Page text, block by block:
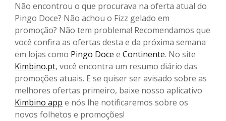
Não encontrou o que procurava na oferta atual do
Pingo Doce? Não achou o Fizz gelado em
promoção? Não tem problema! Recomendamos que
você confira as ofertas desta e da próxima semana
em lojas como Pingo Doce e Continente. No site
Kimbino.pt, você encontra um resumo diário das
promoções atuais. E se quiser ser avisado sobre as
melhores ofertas primeiro, baixe nosso aplicativo
Kimbino app e nós lhe notificaremos sobre os
novos folhetos e promoções!